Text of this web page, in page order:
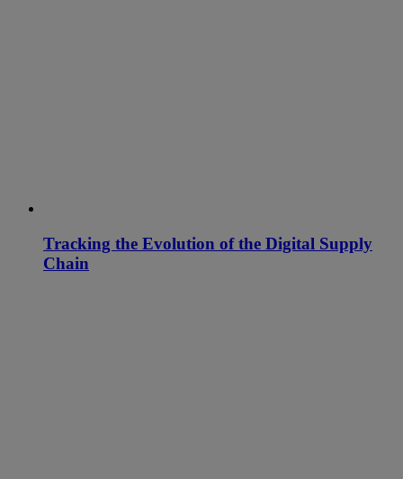
Tracking the Evolution of the Digital Supply
Chain